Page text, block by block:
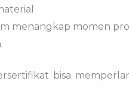
menangkap momen
bisa